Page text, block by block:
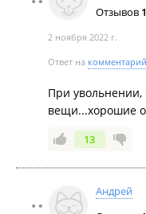
Отзывов 1
2 ноября 2022 г.
Ответ на комментарий
При
вещи...хорошие
13
Андрей